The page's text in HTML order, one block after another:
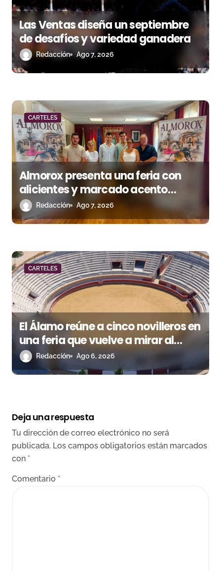
e
e
n
t
a
d
a
s
Las Ventas diseña un septiembre
de desafíos y variedad ganadera
Redacción Ago 7, 2026
CARTELES
Almorox presenta una feria con
alicientes y marcado acento
toristaRedacción Ago 7, 2026
CARTELES
El Álamo reúne a cinco novilleros en
una feria que vuelve a mirar al
futuroRedacción Ago 6, 2026
Deja una respuesta
Tu dirección de correo electrónico no será
publicada. Los campos obligatorios están marcados
con *
Comentario *